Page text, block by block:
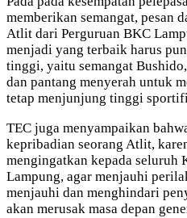
memberikan semangat, pesan
Atlit dari Perguruan BKC
menjadi yang terbaik harus
tinggi, yaitu semangat
dan pantang menyerah untuk
tetap menjunjung tinggi
TEC juga menyampaikan
kepribadian seorang Atlit,
mengingatkan kepada seluruh
Lampung, agar menjauhi
menjauhi dan menghindari
akan merusak masa depan